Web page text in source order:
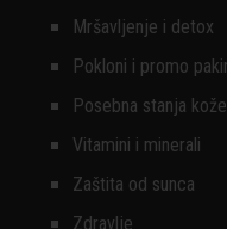
Mršavljenje i detox
Pokloni i promo
Posebna stanja kože
Vitamini i minerali
Zaštita od sunca
Zdravlje